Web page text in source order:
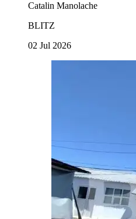
Catalin Manolache
BLITZ
02 Jul 2026